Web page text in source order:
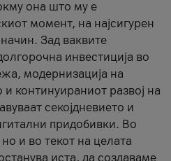
она што му е
момент, на најсигурен
Зад ваквите
инвестиција во
модернизација на
континуираниот развој на
секојдневието и
придобивки. Во
и во текот на целата
иста, да создаваме